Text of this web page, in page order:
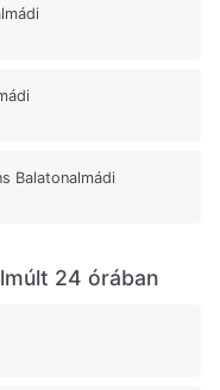
Balatonalmádi
24 órában